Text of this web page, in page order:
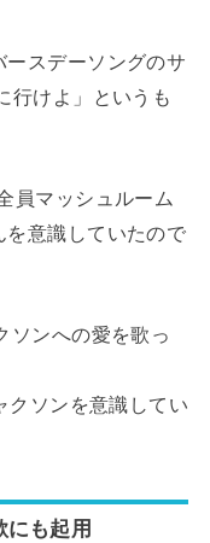
スデーソングのサ
行けよ」というも
員マッシュルーム
を意識していたので
ソンへの愛を歌っ
クソンを意識してい
にも起用